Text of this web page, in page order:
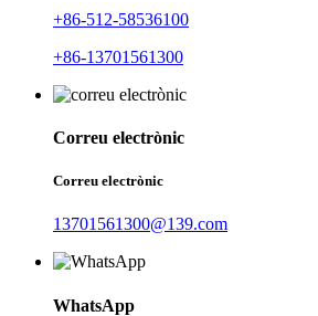
+86-512-58536100
+86-13701561300
Correu electrònic
Correu electrònic
13701561300@139.com
WhatsApp